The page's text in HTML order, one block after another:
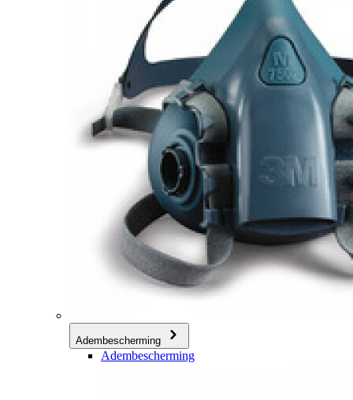
Adembescherming
Adembescherming